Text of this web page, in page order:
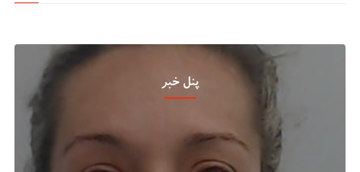
پنل خبر